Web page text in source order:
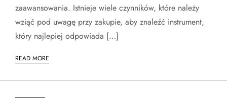
zaawansowania. Istnieje wiele czynników, które należy
wziąć pod uwagę przy zakupie, aby znaleźć instrument,
który najlepiej odpowiada […]
READ MORE